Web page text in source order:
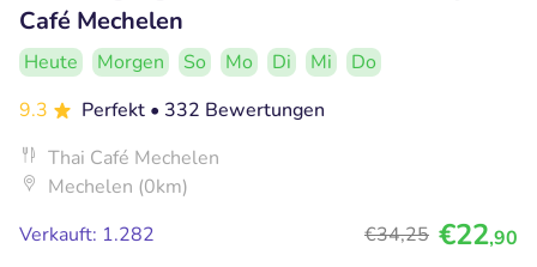
Café Mechelen
Heute Morgen So Mo Di Mi
Do
9.3
Perfekt • 332 Bewertungen
Thai Café Mechelen
Mechelen (0km)
Verkauft: 1.282
€34,25 €22,90